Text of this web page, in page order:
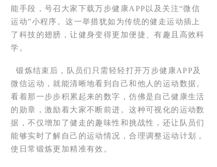
能手段，号召大家下载万步健康APP以及关注“微信
运动”小程序。这一举措犹如为传统的健走运动插上
了科技的翅膀，让健身变得更加便捷、有趣且高效科
学。
锻炼结束后，队员们只需轻轻打开万步健康APP及
微信运动，就能清晰地看到自己和他人的运动数据。
看着那一步步积累起来的数字，仿佛是自己健康生活
的勋章，激励着大家不断前进。这种可视化的运动数
据，不仅增加了健走的趣味性和挑战性，还让队员们
能够实时了解自己的运动情况，合理调整运动计划，
使日常锻炼更加精准有效。